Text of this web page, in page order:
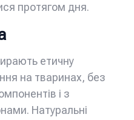
протягом дня.
етичну
на тваринах, без
і з
Натуральні